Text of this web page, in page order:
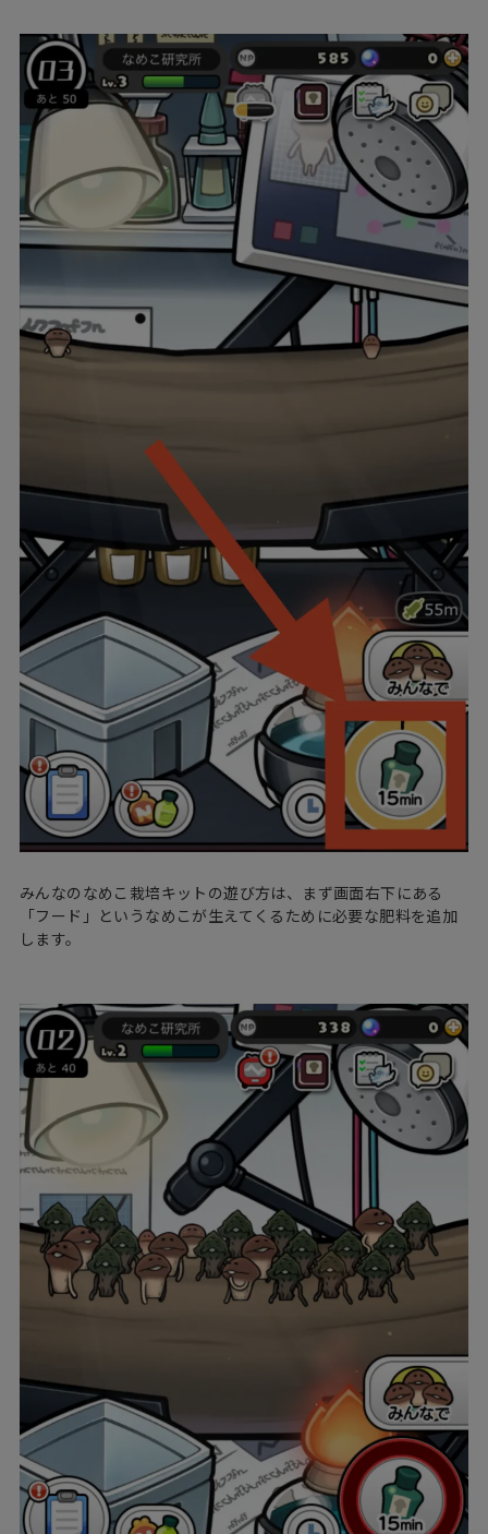
みんなのなめこ栽培キットの遊び方は、まず画面右下にある
「フード」というなめこが生えてくるために必要な肥料を追加
します。